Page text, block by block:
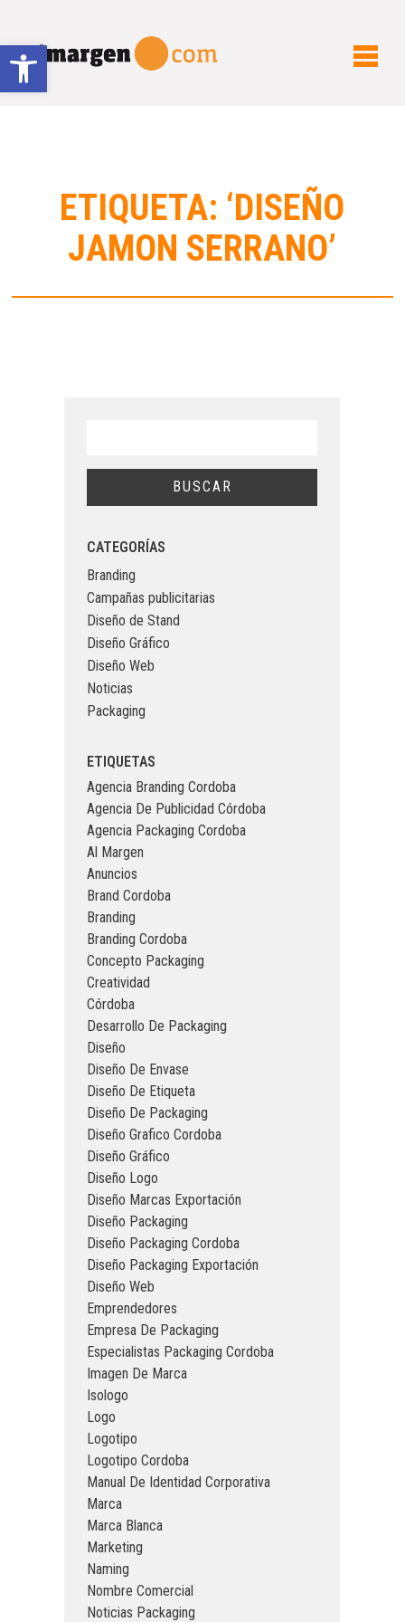
Abrir barra de herramientas
ETIQUETA: ‘DISEÑO
JAMON SERRANO’
CATEGORÍAS
Branding
Campañas publicitarias
Diseño de Stand
Diseño Gráfico
Diseño Web
Noticias
Packaging
ETIQUETAS
Agencia Branding Cordoba
Agencia De Publicidad Córdoba
Agencia Packaging Cordoba
Al Margen
Anuncios
Brand Cordoba
Branding
Branding Cordoba
Concepto Packaging
Creatividad
Córdoba
Desarrollo De Packaging
Diseño
Diseño De Envase
Diseño De Etiqueta
Diseño De Packaging
Diseño Grafico Cordoba
Diseño Gráfico
Diseño Logo
Diseño Marcas Exportación
Diseño Packaging
Diseño Packaging Cordoba
Diseño Packaging Exportación
Diseño Web
Emprendedores
Empresa De Packaging
Especialistas Packaging Cordoba
Imagen De Marca
Isologo
Logo
Logotipo
Logotipo Cordoba
Manual De Identidad Corporativa
Marca
Marca Blanca
Marketing
Naming
Nombre Comercial
Noticias Packaging